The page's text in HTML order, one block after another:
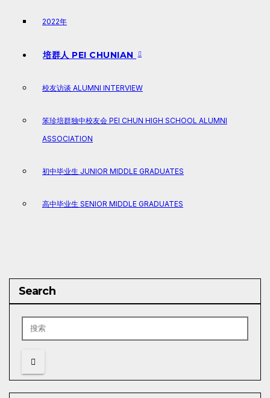
2022年
培群人 PEI CHUNIAN
校友访谈 ALUMNI INTERVIEW
笨珍培群独中校友会 PEI CHUN HIGH SCHOOL ALUMNI
ASSOCIATION
初中毕业生 JUNIOR MIDDLE GRADUATES
高中毕业生 SENIOR MIDDLE GRADUATES
Search